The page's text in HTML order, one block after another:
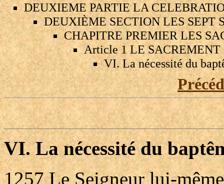
DEUXIEME PARTIE LA
DEUXIÈME SECTION LES SEPT
CHAPITRE PREMIER LES
Article 1 LE
VI. La nécessité du
VI. La nécessité du
1257 Le Seigneur lui-